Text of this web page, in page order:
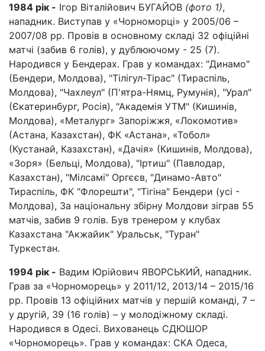
1984 рік - Ігор Віталійович БУГАЙОВ (фото 1),
нападник. Виступав у «Чорноморці» у 2005/06 –
2007/08 pp. Провів в основному складі 32 офіційні
матчі (забив 6 голів), у дублюючому - 25 (7).
Народився у Бендерах. Грав у командах: "Динамо"
(Бендери, Молдова), "Тілігул-Тірас" (Тираспіль,
Молдова), "Чахлеул" (П'ятра-Нямц, Румунія), "Урал"
(Єкатеринбург, Росія), "Академія УТМ" (Кишинів,
Молдова), «Металург» Запоріжжя, «Локомотив»
(Астана, Казахстан), ФК «Астана», «Тобол»
(Кустанай, Казахстан), «Дачія» (Кишинів, Молдова),
«Зоря» (Бельці, Молдова), "Іртиш" (Павлодар,
Казахстан), "Мілсамі" Оргєєв, "Динамо-Авто"
Тираспіль, ФК "Флорешти", "Тігіна" Бендери (усі -
Молдова), За національну збірну Молдови зіграв 55
матчів, забив 9 голів. Був тренером у клубах
Казахстана "Акжайик" Уральськ, "Туран"
Туркестан.
1994 рік - Вадим Юрійович ЯВОРСЬКИЙ, нападник.
Грав за «Чорноморець» у 2011/12, 2013/14 – 2015/16
рр. Провів 13 офіційних матчів у першій команді, 7 –
у другій, 39 (16 голів) – у молодіжному складі.
Народився в Одесі. Вихованець СДЮШОР
«Чорноморець». Грав у командах: СКА Одеса,